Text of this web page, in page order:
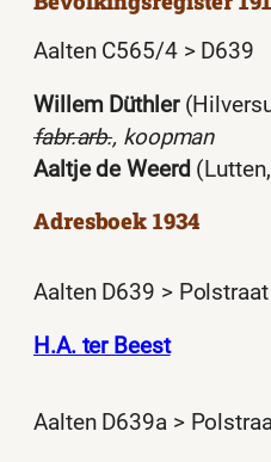
Aalten C565/4 > D639
Willem Düthler
fabr.arb., koopman
Aaltje de Weerd
Adresboek 1934
Aalten D639 >
H.A. ter Beest
Aalten D639a >